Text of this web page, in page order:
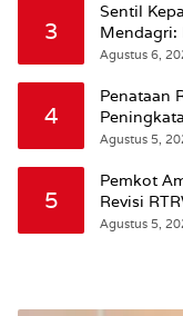
3
Sentil
Mendagri:
Agustus 6,
4
Penataan
Agustus 5,
5
Pemkot
Revisi
Agustus 5,